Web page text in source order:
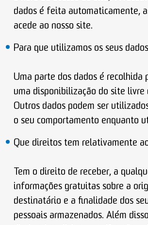
dados é feita automaticamente,
acede ao nosso site.
Para que utilizamos os seus
Uma parte dos dados é recolhida
uma disponibilização do site livre
Outros dados podem ser
o seu comportamento enquanto
Que direitos tem relativamente
Tem o direito de receber, a
informações gratuitas sobre a
destinatário e a finalidade dos
pessoais armazenados. Além